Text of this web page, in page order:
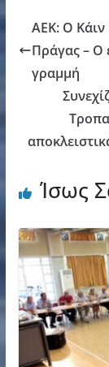
ΑΕΚ: Ο Κάιν
Πράγας – Ο
γραμμή
Ίσως